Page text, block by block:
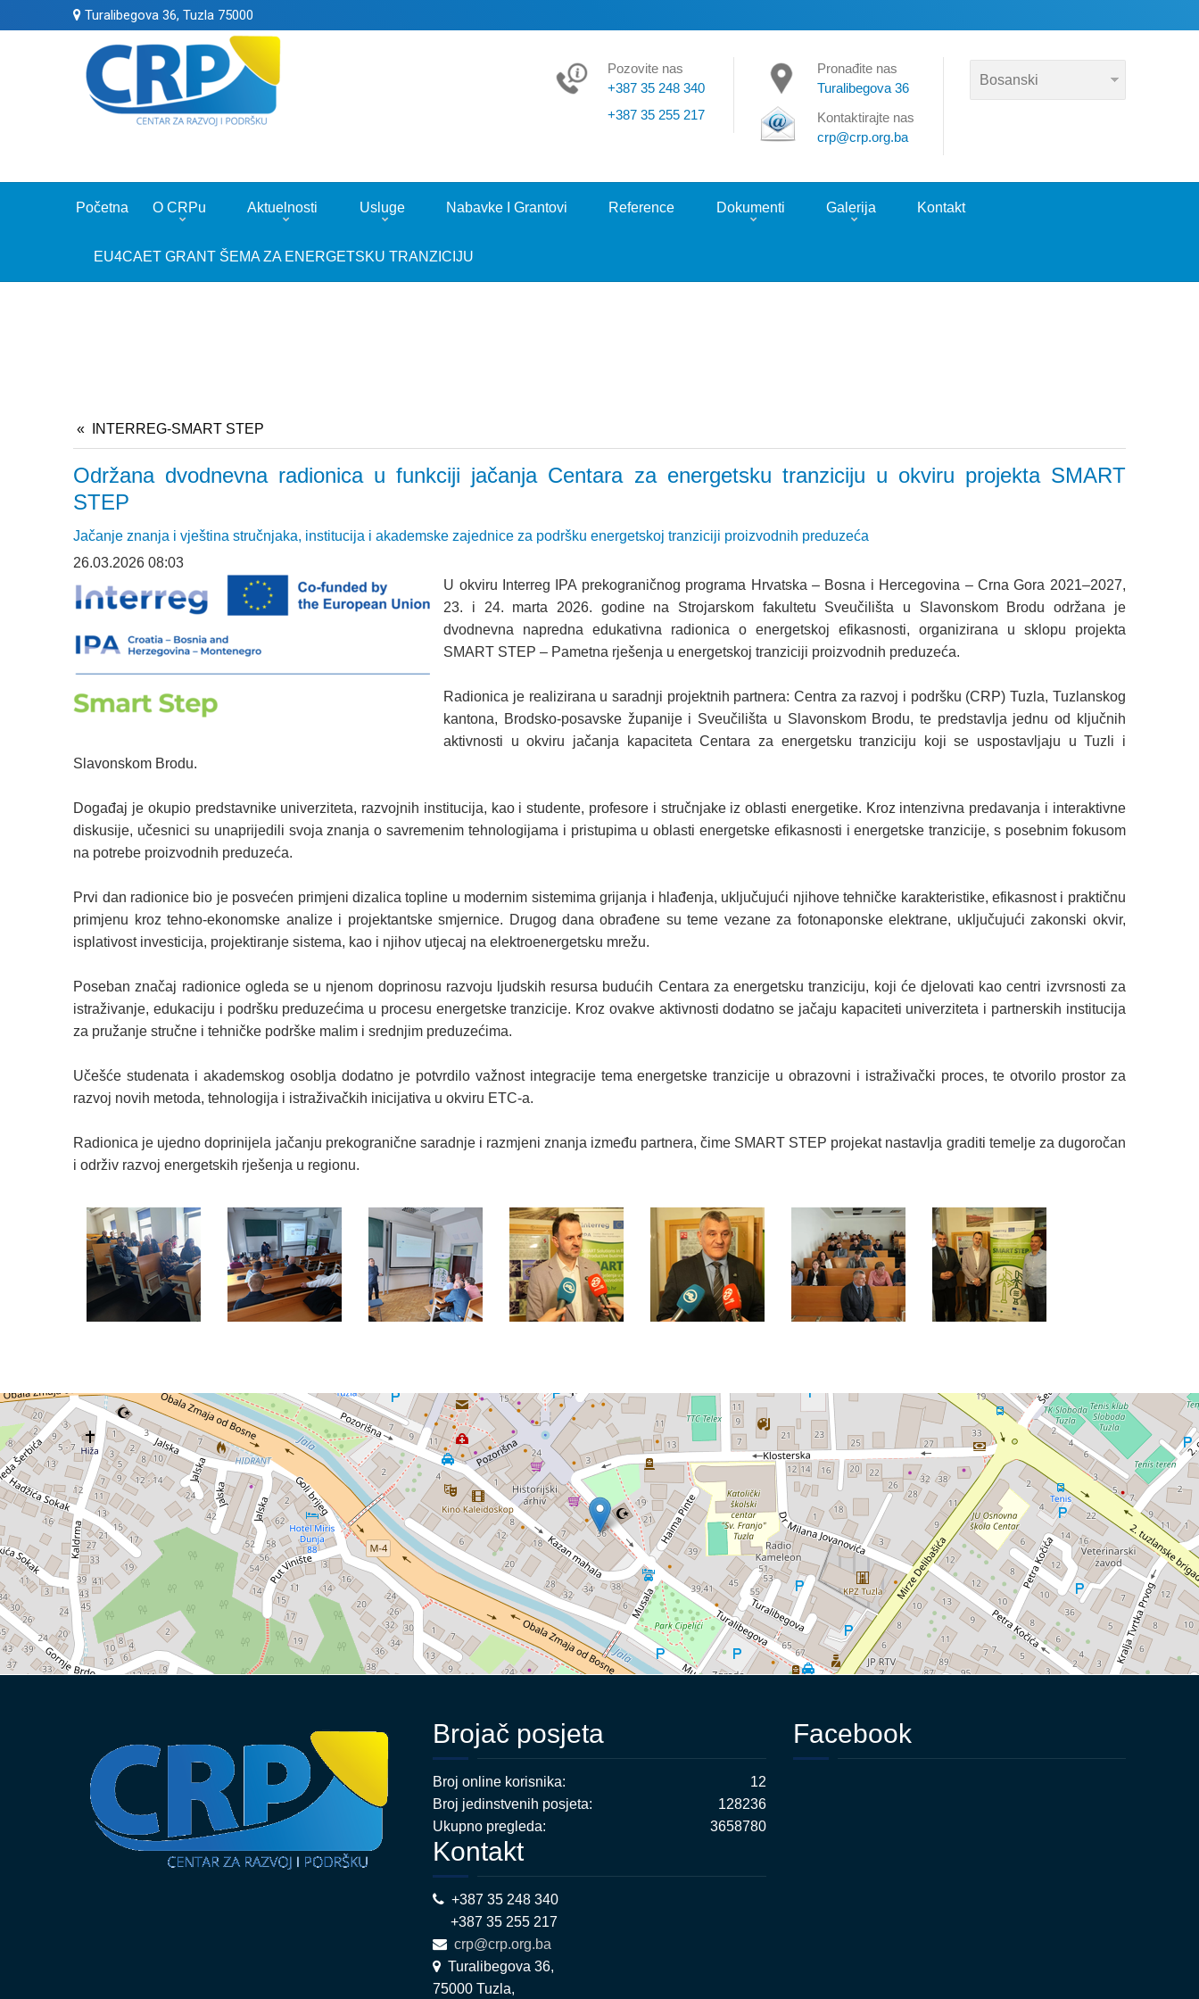
Turalibegova 36, Tuzla 75000
Pozovite nas
+387 35 248 340
+387 35 255 217
Pronađite nas
Turalibegova 36
Kontaktirajte nas
crp@crp.org.ba
Početna O CRPu Aktuelnosti Usluge Nabavke I Grantovi Reference Dokumenti Galerija Kontakt
EU4CAET GRANT ŠEMA ZA ENERGETSKU TRANZICIJU
INTERREG-SMART STEP
Održana dvodnevna radionica u funkciji jačanja Centara za energetsku tranziciju u okviru projekta SMART
STEP
Jačanje znanja i vještina stručnjaka, institucija i akademske zajednice za podršku energetskoj tranziciji proizvodnih preduzeća
26.03.2026 08:03
U okviru Interreg IPA prekograničnog programa Hrvatska – Bosna i Hercegovina – Crna Gora 2021–2027,
23. i 24. marta 2026. godine na Strojarskom fakultetu Sveučilišta u Slavonskom Brodu održana je
dvodnevna napredna edukativna radionica o energetskoj efikasnosti, organizirana u sklopu projekta
SMART STEP – Pametna rješenja u energetskoj tranziciji proizvodnih preduzeća.
Radionica je realizirana u saradnji projektnih partnera: Centra za razvoj i podršku (CRP) Tuzla, Tuzlanskog
kantona, Brodsko-posavske županije i Sveučilišta u Slavonskom Brodu, te predstavlja jednu od ključnih
aktivnosti u okviru jačanja kapaciteta Centara za energetsku tranziciju koji se uspostavljaju u Tuzli i
Slavonskom Brodu.
Događaj je okupio predstavnike univerziteta, razvojnih institucija, kao i studente, profesore i stručnjake iz oblasti energetike. Kroz intenzivna predavanja i interaktivne
diskusije, učesnici su unaprijedili svoja znanja o savremenim tehnologijama i pristupima u oblasti energetske efikasnosti i energetske tranzicije, s posebnim fokusom
na potrebe proizvodnih preduzeća.
Prvi dan radionice bio je posvećen primjeni dizalica topline u modernim sistemima grijanja i hlađenja, uključujući njihove tehničke karakteristike, efikasnost i praktičnu
primjenu kroz tehno-ekonomske analize i projektantske smjernice. Drugog dana obrađene su teme vezane za fotonaponske elektrane, uključujući zakonski okvir,
isplativost investicija, projektiranje sistema, kao i njihov utjecaj na elektroenergetsku mrežu.
Poseban značaj radionice ogleda se u njenom doprinosu razvoju ljudskih resursa budućih Centara za energetsku tranziciju, koji će djelovati kao centri izvrsnosti za
istraživanje, edukaciju i podršku preduzećima u procesu energetske tranzicije. Kroz ovakve aktivnosti dodatno se jačaju kapaciteti univerziteta i partnerskih institucija
za pružanje stručne i tehničke podrške malim i srednjim preduzećima.
Učešće studenata i akademskog osoblja dodatno je potvrdilo važnost integracije tema energetske tranzicije u obrazovni i istraživački proces, te otvorilo prostor za
razvoj novih metoda, tehnologija i istraživačkih inicijativa u okviru ETC-a.
Radionica je ujedno doprinijela jačanju prekogranične saradnje i razmjeni znanja između partnera, čime SMART STEP projekat nastavlja graditi temelje za dugoročan
i održiv razvoj energetskih rješenja u regionu.
Brojač posjeta
Broj online korisnika:
12
Broj jedinstvenih posjeta:
128236
Ukupno pregleda:
3658780
Kontakt
+387 35 248 340
+387 35 255 217
crp@crp.org.ba
Turalibegova 36,
75000 Tuzla,
Facebook